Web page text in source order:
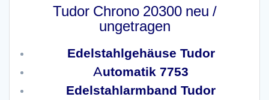
Tudor Chrono 20300 neu /
ungetragen
Edelstahlgehäuse Tudor
Automatik 7753
Edelstahlarmband Tudor